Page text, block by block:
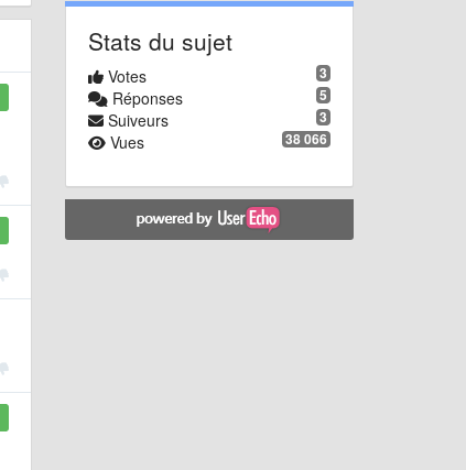
Stats du sujet
3
Votes
5
Réponses
3
Suiveurs
38 066
Vues